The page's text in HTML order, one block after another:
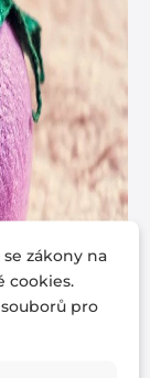
zákony na
cookies.
pro